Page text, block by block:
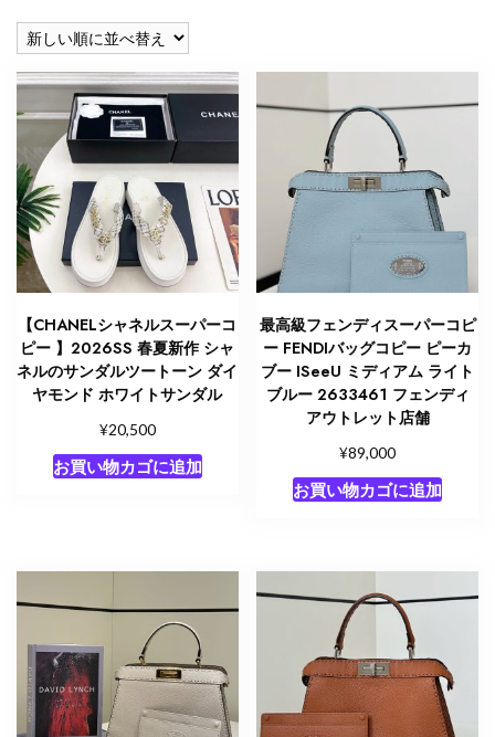
【CHANELシャネルスーパーコ
ピー 】2026SS 春夏新作 シャ
ネルのサンダルツートーン ダイ
ヤモンド ホワイトサンダル
¥20,500
お買い物カゴに追加
最高級フェンディスーパーコピ
ー FENDIバッグコピー ピーカ
ブー ISeeU ミディアム ライト
ブルー 2633461 フェンディ
アウトレット店舗
¥89,000
お買い物カゴに追加